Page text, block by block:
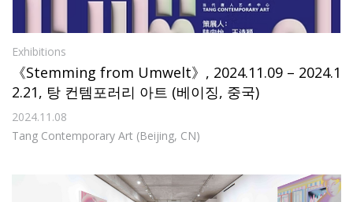
Exhibitions
《Stemming from Umwelt》, 2024.11.09 – 2024.1
2.21, 탕 컨템포러리 아트 (베이징, 중국)
2024.11.08
Tang Contemporary Art (Beijing, CN)